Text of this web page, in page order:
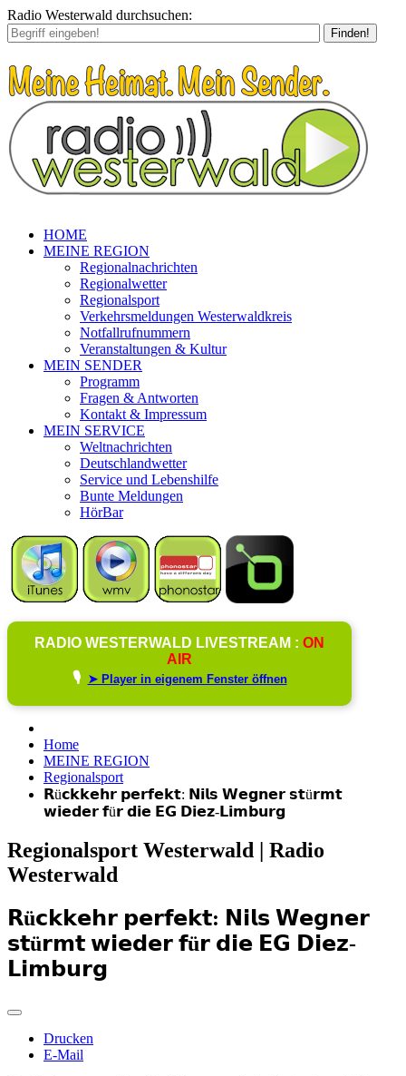
Radio Westerwald durchsuchen:
Finden!
HOME
MEINE REGION
Regionalnachrichten
Regionalwetter
Regionalsport
Verkehrsmeldungen Westerwaldkreis
Notfallrufnummern
Veranstaltungen & Kultur
MEIN SENDER
Programm
Fragen & Antworten
Kontakt & Impressum
MEIN SERVICE
Weltnachrichten
Deutschlandwetter
Service und Lebenshilfe
Bunte Meldungen
HörBar
RADIO WESTERWALD LIVESTREAM : ON
AIR
🎙️ ➤ Player in eigenem Fenster öffnen
Home
MEINE REGION
Regionalsport
𝗥ü𝗰𝗸𝗸𝗲𝗵𝗿 𝗽𝗲𝗿𝗳𝗲𝗸𝘁: 𝗡𝗶𝗹𝘀 𝗪𝗲𝗴𝗻𝗲𝗿 𝘀𝘁ü𝗿𝗺𝘁
𝘄𝗶𝗲𝗱𝗲𝗿 𝗳ü𝗿 𝗱𝗶𝗲 𝗘𝗚 𝗗𝗶𝗲𝘇-𝗟𝗶𝗺𝗯𝘂𝗿𝗴
Regionalsport Westerwald | Radio
Westerwald
𝗥ü𝗰𝗸𝗸𝗲𝗵𝗿 𝗽𝗲𝗿𝗳𝗲𝗸𝘁: 𝗡𝗶𝗹𝘀 𝗪𝗲𝗴𝗻𝗲𝗿
𝘀𝘁ü𝗿𝗺𝘁 𝘄𝗶𝗲𝗱𝗲𝗿 𝗳ü𝗿 𝗱𝗶𝗲 𝗘𝗚 𝗗𝗶𝗲𝘇-
𝗟𝗶𝗺𝗯𝘂𝗿𝗴
Drucken
E-Mail